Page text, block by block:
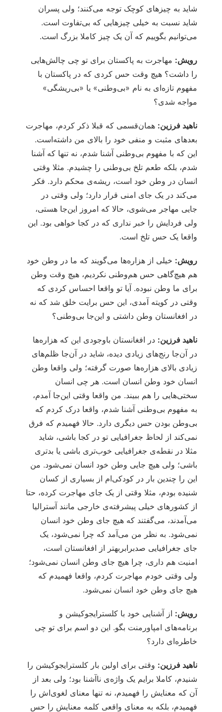
شاید به چیزهای کوچک توجه می‌کنند؛ ولی پسران
شاید نسبت به خیلی چیزهایی که بی‌تفاوت است.
می‌توانیم بگوییم که آن یک چیز کاملا بزرگ است.
رویش: مهاجرت به پاکستان برای تو چی چالش‌هایی
را داشت؟ هیچ وقت حس کردی که در پاکستان با
مفهوم تازه‌ای به نام «بی‌وطنی» یا «بی‌ریشگی»
مواجه شدی؟
ناهید فرزین: همان‌قسمی که قبلا ذکر کردم، مهاجرت
بعدهای مثبت و منفی خود را بالای من داشته‌است.
این که با مفهوم بی‌وطنی آشنا شدم، نه تنها که آشنا
شدم، بلکه طعم تلخ بی‌وطنی را چشیدم. مثلا وقتی
انسان در وطن خود است، ریشه‌ی محکم دارد. فکر
می‌کند در یک جای امنی قرار دارد؛ ولی وقتی در
جایی مهاجر می‌شوی، حالا که امروز این‌جا هستی،
ولی فردایش را خبر نداری که در کجا خواهی بود. این
واقعا یک حس تلخ است.
رویش: خیلی از هزاره‌ها می‌گویند که ما در وطن خود
هم هیچ‌گاهی حس هم‌وطنی نکردیم، هیچ وقت وطن
برای ما وطن نبوده. آیا تو واقعا احساس کردی که
وقتی در کویته آمدی، این حس برایت خلق شد که نه
در افغانستان وطن داشتی و این‌جا بی‌وطنی؟
ناهید فرزین: در افغانستان باوجودی این که هزاره‌ها
در آن‌جا رنج‌های زیادی دیده، شاید در آن‌جا ظلم‌های
زیادی بالای هزاره‌ها صورت گرفته؛ ولی واقعا وطن
انسان خود وطن انسان است. هر چی انسان
سختی‌هایی را هم ببیند. من واقعا وقتی این‌جا آمدم،
به مفهوم بی‌وطنی آشنا شدم، واقعا درک کردم که
بی‌وطن بودن حس دیگری دارد. حالا فهمیدم که فرق
نمی‌کند از لحاظ جغرافیایی تو در کجا باشی، شاید
مثلا در نقطه‌ی جغرافیایی خوب‌تری باشی یا بدتری
باشی؛ ولی هیچ جایی وطن خود انسان نمی‌شود. من
این را چندین بار در کودکی‌ام از بسیاری از کسان
شنیده بودم، مثلا وقتی از یک جای مهاجرت کرده، حتا
از کشورهای خیلی پیشرفته‌ی خارجی مانند آسترالیا
می‌آمدند، می‌گفتند که هیچ جای وطن خود انسان
نمی‌شود. به نظر من می‌آمد که چرا نمی‌شود، یک
جای جغرافیایی صدبرابربهتر از افغانستان است،
امنیت هم داری، چرا هیچ جای وطن انسان نمی‌شود؛
ولی وقتی خودم مهاجرت کردم، واقعا فهمیدم که
هیچ جای وطن خود انسان نمی‌شود.
رویش: از آشنایی خود با کلسترایجوکیشن و
برنامه‌های امپاورمنت بگو. این دو اسم برای تو چی
خاطره‌ای دارد؟
ناهید فرزین: وقتی برای اولین بار کلسترایجوکیشن را
شنیدم، کاملا برایم یک واژه‌ی ناآشنا بود؛ ولی بعد از
آن که معنایش را فهمیدم، نه تنها معنای لغوی‌اش را
فهمیدم، بلکه به معنای واقعی کلمه معنایش را حس